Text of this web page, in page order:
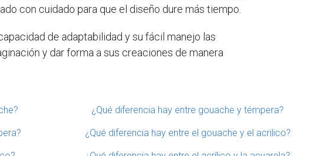
con cuidado para que el diseño dure más tiempo.
de adaptabilidad y su fácil manejo las
y dar forma a sus creaciones de manera
¿Qué diferencia hay entre gouache y témpera?
¿Qué diferencia hay entre el gouache y el acrilico?